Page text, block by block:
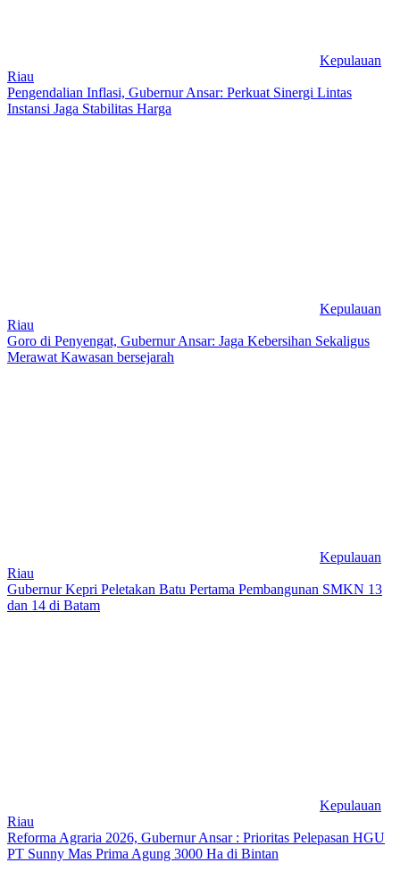
Kepulauan
Riau
Pengendalian Inflasi, Gubernur Ansar: Perkuat Sinergi Lintas
Instansi Jaga Stabilitas Harga
Kepulauan
Riau
Goro di Penyengat, Gubernur Ansar: Jaga Kebersihan Sekaligus
Merawat Kawasan bersejarah
Kepulauan
Riau
Gubernur Kepri Peletakan Batu Pertama Pembangunan SMKN 13
dan 14 di Batam
Kepulauan
Riau
Reforma Agraria 2026, Gubernur Ansar : Prioritas Pelepasan HGU
PT Sunny Mas Prima Agung 3000 Ha di Bintan